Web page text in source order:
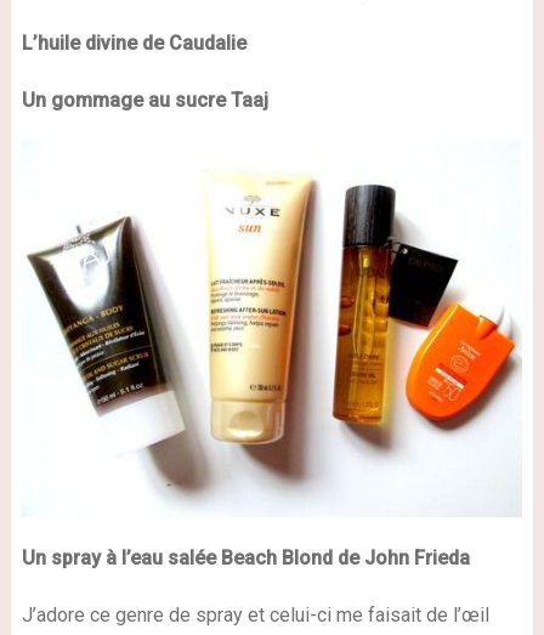
L’huile divine de Caudalie
Un gommage au sucre Taaj
Un spray à l’eau salée Beach Blond de John Frieda
J’adore ce genre de spray et celui-ci me faisait de l’œil